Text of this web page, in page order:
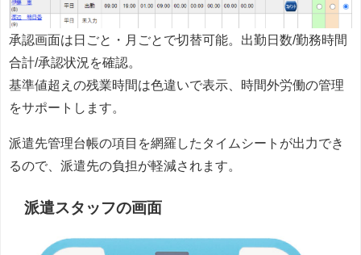
承認画面は日ごと・月ごとで切替可能。出勤日数/勤務時間
合計/承認状況を確認。
基準値超えの残業時間は色違いで表示、時間外労働の管理
をサポートします。
派遣先管理台帳の項目を網羅したタイムシートが出力でき
るので、派遣先の負担が軽減されます。
派遣スタッフの画面